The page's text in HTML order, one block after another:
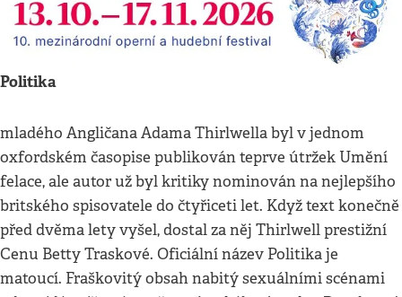
Politika
mladého Angličana Adama Thirlwella byl v jednom
oxfordském časopise publikován teprve útržek Umění
felace, ale autor už byl kritiky nominován na nejlepšího
britského spisovatele do čtyřiceti let. Když text konečně
před dvěma lety vyšel, dostal za něj Thirlwell prestižní
Cenu Betty Traskové. Oficiální název Politika je
matoucí. Fraškovitý obsah nabitý sexuálními scénami